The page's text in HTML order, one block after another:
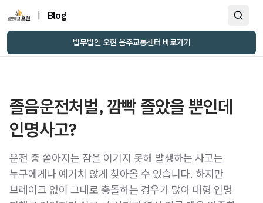
Blog
법무법인 오현 음주교통센터 바로가기
졸음운전처벌, 깜빡 졸았을 뿐인데
운전 중 쏟아지는 잠을 이기지 못해 발생하는 사고는
누구에게나 예기치 않게 찾아올 수 있습니다. 하지만
브레이크 없이 그대로 충돌하는 경우가 많아 대형 인명